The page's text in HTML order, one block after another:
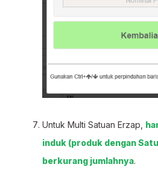
Untuk Multi Satuan Erzap,
induk (produk dengan
berkurang jumlahnya.